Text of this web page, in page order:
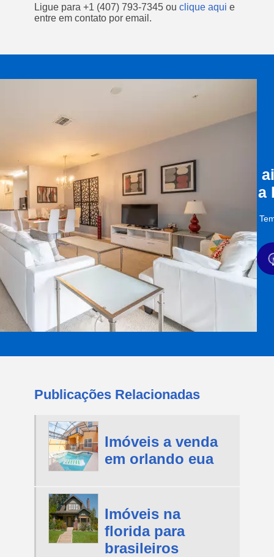
Ligue para +1 (407) 793-7345 ou clique aqui e
entre em contato por email.
a
Publicações Relacionadas
Imóveis a venda
em orlando eua
Imóveis na
florida para
brasileiros